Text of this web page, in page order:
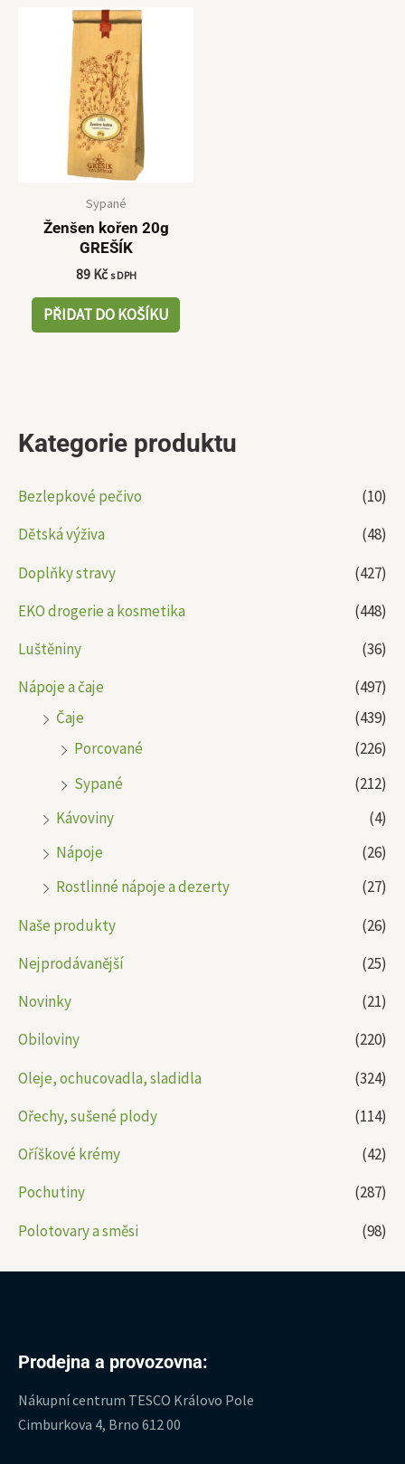
Kategorie produktu
Bezlepkové pečivo
(10)
Dětská výživa
(48)
Doplňky stravy
(427)
EKO drogerie a kosmetika
(448)
Luštěniny
(36)
Nápoje a čaje
(497)
Čaje
(439)
Porcované
(226)
Sypané
(212)
Kávoviny
(4)
Nápoje
(26)
Rostlinné nápoje a dezerty
(27)
Naše produkty
(26)
Nejprodávanější
(25)
Novinky
(21)
Obiloviny
(220)
Oleje, ochucovadla, sladidla
(324)
Ořechy, sušené plody
(114)
Oříškové krémy
(42)
Pochutiny
(287)
Polotovary a směsi
(98)
Sypané
Ženšen kořen 20g
GREŠÍK
89 Kč s DPH
PŘIDAT DO KOŠÍKU
Prodejna a provozovna:
Nákupní centrum TESCO Královo Pole
Cimburkova 4, Brno 612 00